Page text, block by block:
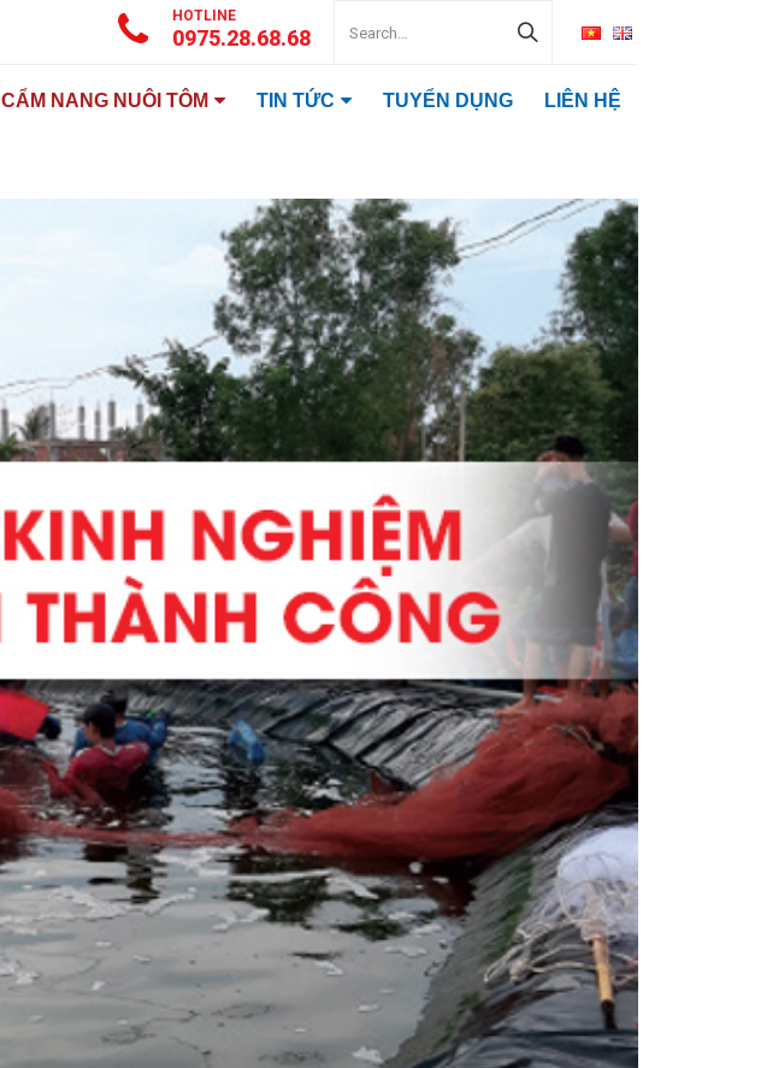
HOTLINE
0975.28.68.68
CẨM NANG NUÔI TÔM TIN TỨC TUYỂN DỤNG LIÊN HỆ